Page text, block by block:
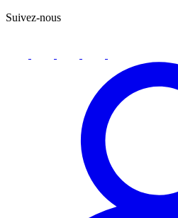
Suivez-nous